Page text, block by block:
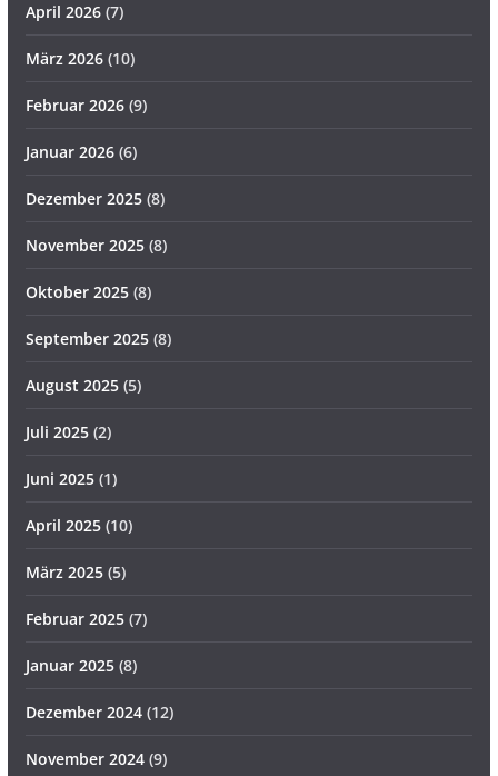
April 2026(7)
März 2026(10)
Februar 2026(9)
Januar 2026(6)
Dezember 2025(8)
November 2025(8)
Oktober 2025(8)
September 2025(8)
August 2025(5)
Juli 2025(2)
Juni 2025(1)
April 2025(10)
März 2025(5)
Februar 2025(7)
Januar 2025(8)
Dezember 2024(12)
November 2024(9)